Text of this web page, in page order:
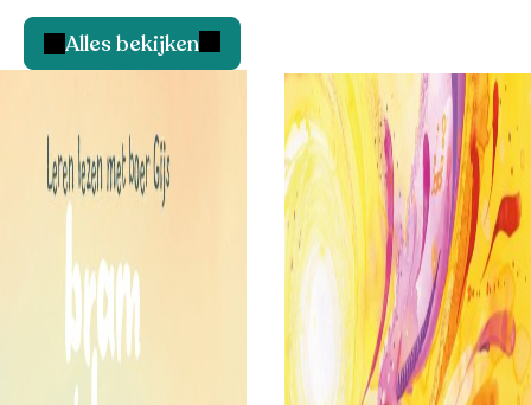
Alles bekijken